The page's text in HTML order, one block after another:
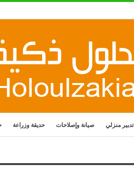
تدبير منزلي صيانة وإصلاحات حديقة وزراعة